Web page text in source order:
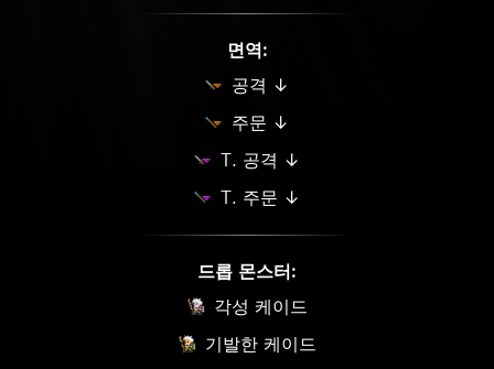
면역:
공격 ↓
주문 ↓
T. 공격 ↓
T. 주문 ↓
드롭 몬스터:
각성 케이드
기발한 케이드